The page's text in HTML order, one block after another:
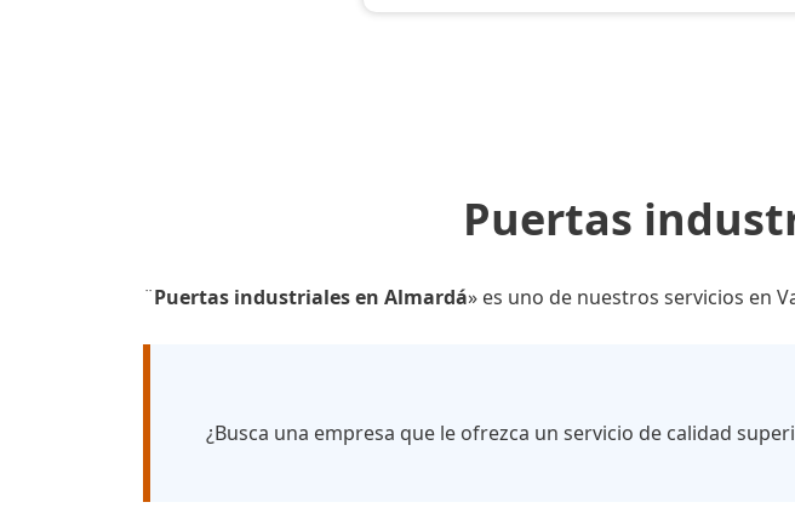
Puertas
¨Puertas industriales en Almardá» es uno de nuestros servicios en
¿Busca una empresa que le ofrezca un servicio de calidad